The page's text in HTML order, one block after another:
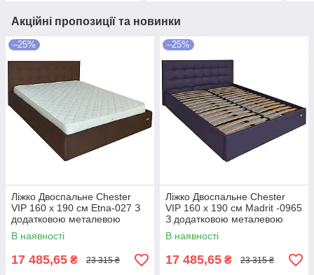
Акційні пропозиції та новинки
–25%
Ліжко Двоспальне Chester
VIP 160 х 190 см Etna-027 З
додатковою металевою
цільнозварною рамою
Коричневий
В наявності
17 485,65 ₴ 23 315 ₴
–25%
Ліжко Двоспальне Chester
VIP 160 х 190 см Madrit -0965
З додатковою металевою
цільнозварною рамою
Фіолетовий
В наявності
17 485,65 ₴ 23 315 ₴